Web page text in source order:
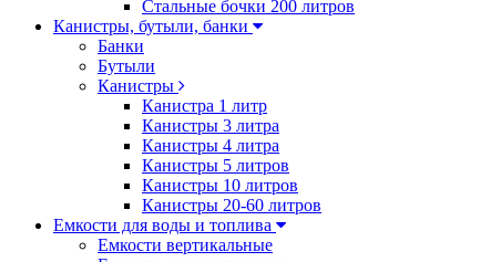
Стальные бочки 200 литров
Канистры, бутыли, банки
Банки
Бутыли
Канистры
Канистра 1 литр
Канистры 3 литра
Канистры 4 литра
Канистры 5 литров
Канистры 10 литров
Канистры 20-60 литров
Емкости для воды и топлива
Емкости вертикальные